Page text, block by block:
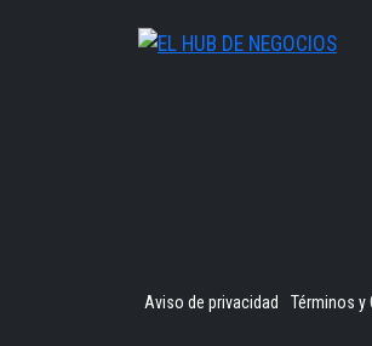
Aviso de privacidad Términos y